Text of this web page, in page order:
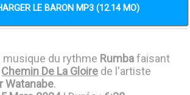
LE BARON MP3 (12.14 MO)
musique du rythme Rumbafaisant
Chemin De La Gloire de l'artiste
Watanabe.